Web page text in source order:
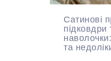
Сатинові
підковдри
та